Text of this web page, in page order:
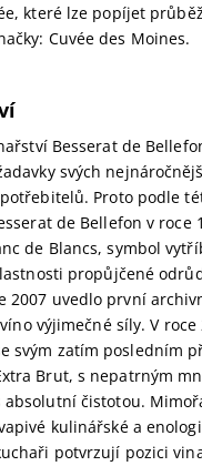
které lze popíjet
Cuvée des Moines.
Besserat de
svých
Proto podle
de Bellefon v roce
de Blancs, symbol
propůjčené
2007 uvedlo první
výjimečné síly. V
svým zatím posledním
Brut, s nepatrným
čistotou.
kulinářské a
potvrzují pozici